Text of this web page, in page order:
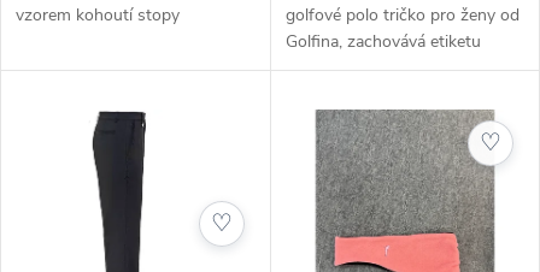
k
k
vzorem kohoutí stopy
golfové polo tričko pro ženy od
Golfina, zachovává etiketu
svým klasickým designem se ¾
♡
♡